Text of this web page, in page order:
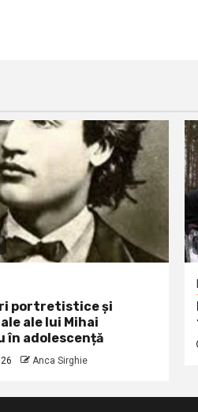
portretistice și
ale lui Mihai
în adolescență
Anca Sirghie